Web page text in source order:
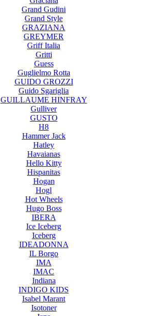
Grand Gudini
Grand Style
GRAZIANA
GREYMER
Griff Italia
Gritti
Guess
Guglielmo Rotta
GUIDO GROZZI
Guido Sgariglia
GUILLAUME HINFRAY
Gulliver
GUSTO
H8
Hammer Jack
Hatley
Havaianas
Hello Kitty
Hispanitas
Hogan
Hogl
Hot Wheels
Hugo Boss
IBERA
Ice Iceberg
Iceberg
IDEADONNA
IL Borgo
IMA
IMAC
Indiana
INDIGO KIDS
Isabel Marant
Isotoner